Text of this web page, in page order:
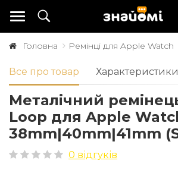
Головна Ремінці для Apple Watch
Все про товар Характеристики
Металічний
Loop для Apple
38mm|40mm|41mm
0 відгуків